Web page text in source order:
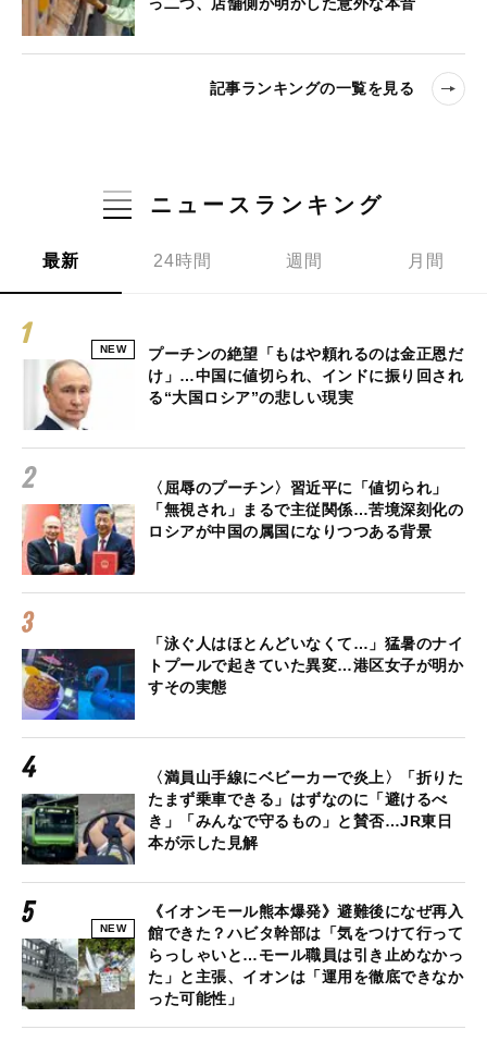
記事ランキングの一覧を見る
ニュースランキング
最新 24時間 週間 月間
NEW
プーチンの絶望「もはや頼れるのは金正恩だ
け」…中国に値切られ、インドに振り回され
る“大国ロシア”の悲しい現実
〈屈辱のプーチン〉習近平に「値切られ」
「無視され」まるで主従関係…苦境深刻化の
ロシアが中国の属国になりつつある背景
「泳ぐ人はほとんどいなくて…」猛暑のナイ
トプールで起きていた異変…港区女子が明か
すその実態
〈満員山手線にベビーカーで炎上〉「折りた
たまず乗車できる」はずなのに「避けるべ
き」「みんなで守るもの」と賛否…JR東日
本が示した見解
NEW
《イオンモール熊本爆発》避難後になぜ再入
館できた？ハビタ幹部は「気をつけて行って
らっしゃいと…モール職員は引き止めなかっ
た」と主張、イオンは「運用を徹底できなか
った可能性」